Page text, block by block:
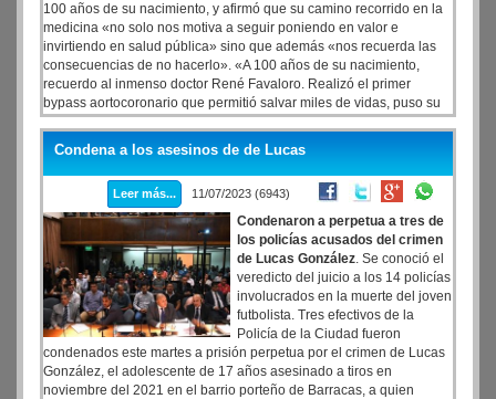
100 años de su nacimiento, y afirmó que su camino recorrido en la
medicina «no solo nos motiva a seguir poniendo en valor e
invirtiendo en salud pública» sino que además «nos recuerda las
consecuencias de no hacerlo». «A 100 años de su nacimiento,
recuerdo al inmenso doctor René Favaloro. Realizó el primer
bypass aortocoronario que permitió salvar miles de vidas, puso su
talento al servicio del país y trabajó incansablemente por el acceso
a la atención sanitaria de quienes la necesitaban», publicó esta
mañana el presidente en Twitter.
Condena a los asesinos de de Lucas
Leer más... 11/07/2023 (6943)
Condenaron a perpetua a tres de
los policías acusados del crimen
de Lucas González. Se conoció el
veredicto del juicio a los 14 policías
involucrados en la muerte del joven
futbolista. Tres efectivos de la
Policía de la Ciudad fueron
condenados este martes a prisión perpetua por el crimen de Lucas
González, el adolescente de 17 años asesinado a tiros en
noviembre del 2021 en el barrio porteño de Barracas, a quien